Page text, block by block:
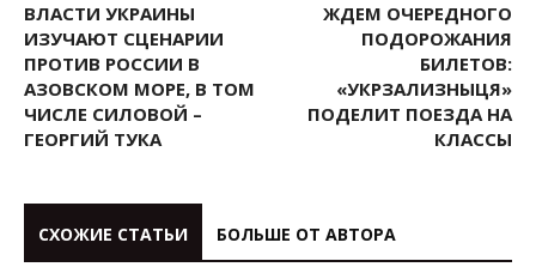
ВЛАСТИ УКРАИНЫ
ИЗУЧАЮТ СЦЕНАРИИ
ПРОТИВ РОССИИ В
АЗОВСКОМ МОРЕ, В ТОМ
ЧИСЛЕ СИЛОВОЙ –
ГЕОРГИЙ ТУКА
ЖДЕМ ОЧЕРЕДНОГО
ПОДОРОЖАНИЯ
БИЛЕТОВ:
«УКРЗАЛИЗНЫЦЯ»
ПОДЕЛИТ ПОЕЗДА НА
КЛАССЫ
СХОЖИЕ СТАТЬИ БОЛЬШЕ ОТ АВТОРА